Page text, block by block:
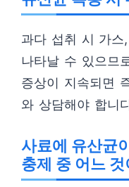
과다 섭취 시 가스
나타날 수 있으므
증상이 지속되면
와 상담해야 합니
사료에 유산균
충제 중 어느